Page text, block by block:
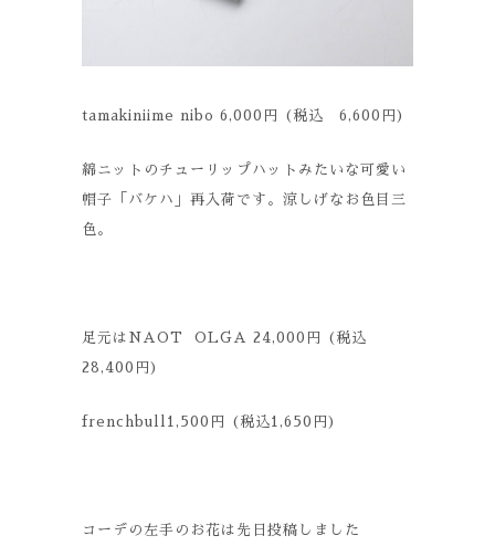
tamakiniime nibo 6,000円 (税込 6,600円)
綿ニットのチューリップハットみたいな可愛い
帽子「バケハ」再入荷です。涼しげなお色目三
色。
足元はNAOT OLGA 24,000円 (税込
28,400円)
frenchbull1,500円 (税込1,650円)
コーデの左手のお花は先日投稿しました